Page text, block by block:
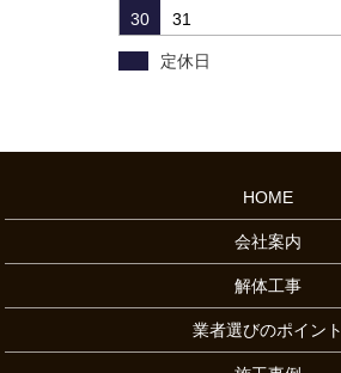
30
31
定休日
HOME
会社案内
解体工事
業者選びのポイント